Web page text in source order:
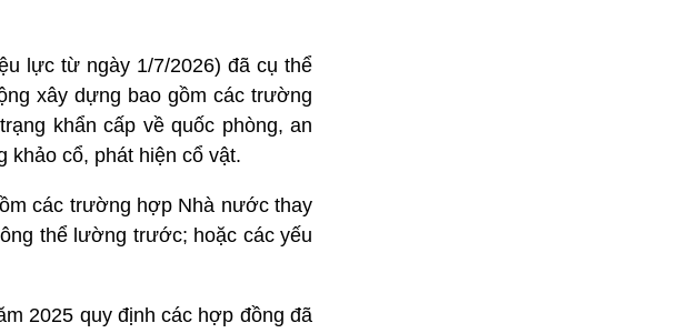
lực từ ngày 1/7/2026) đã cụ thể
xây dựng bao gồm các trường
khẩn cấp về quốc phòng, an
khảo cổ, phát hiện cổ vật.
các trường hợp Nhà nước thay
thể lường trước; hoặc các yếu
2025 quy định các hợp đồng đã